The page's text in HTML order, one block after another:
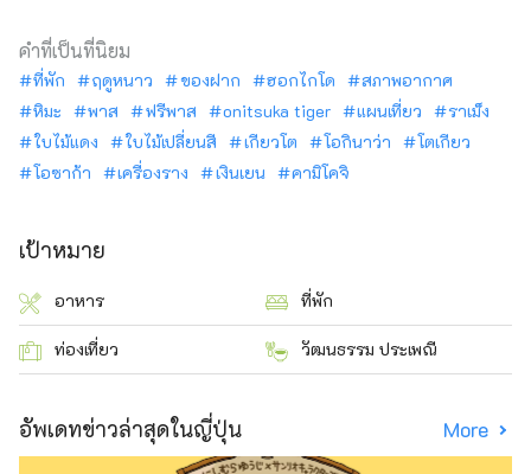
คำที่เป็นที่นิยม
ที่พัก ฤดูหนาว ของฝาก ฮอกไกโด
สภาพอากาศ
หิมะ
พาส ฟรีพาส onitsuka tiger แผนเที่ยว
ราเม็ง
ใบไม้แดง
ใบไม้เปลี่ยนสี เกียวโต โอกินาว่า
โตเกียว
โอซาก้า
เครื่องราง เงินเยน คามิโคจิ
เป้าหมาย
อาหาร ที่พัก
ท่องเที่ยว วัฒนธรรม ประเพณี
อัพเดทข่าวล่าสุดในญี่ปุ่น More